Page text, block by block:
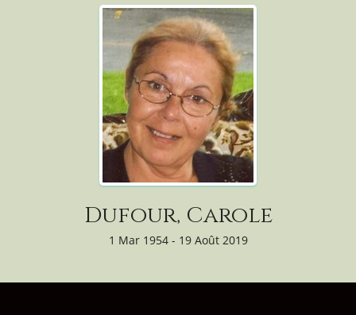
Dufour, Carole
1 Mar 1954 - 19 Août 2019